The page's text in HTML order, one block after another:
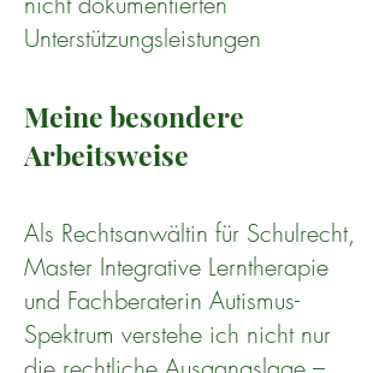
Unterstützungsleistungen
Meine besondere
Arbeitsweise
Als Rechtsanwältin für Schulrecht,
Master Integrative Lerntherapie
und Fachberaterin Autismus-
Spektrum verstehe ich nicht nur